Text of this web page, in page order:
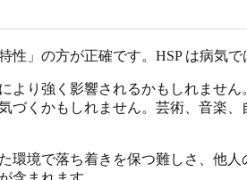
」の方が正確です。HSP は病気
り強く影響されるかもしれませ
くかもしれません。芸術、音楽
境で落ち着きを保つ難しさ、他